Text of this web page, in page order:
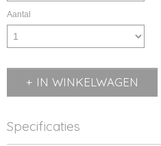
Aantal
IN WINKELWAGEN
Specificaties